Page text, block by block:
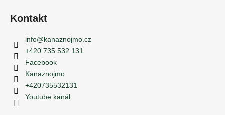
Kontakt
info@kanaznojmo.cz
+420 735 532 131
Facebook
Kanaznojmo
+420735532131
Youtube kanál